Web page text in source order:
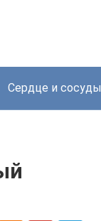
Сердце и сосуды